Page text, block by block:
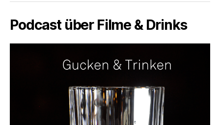
Podcast über Filme & Drinks